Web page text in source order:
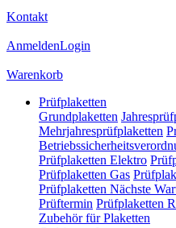
Kontakt
AnmeldenLogin
Warenkorb
Prüfplaketten
Grundplaketten
Mehrjahresprüfplaketten
Prüfplaketten Elektro
Prüfplaketten Gas
Prüfplaketten Nächste
Prüftermin Prüfplaketten
Zubehör für Plaketten